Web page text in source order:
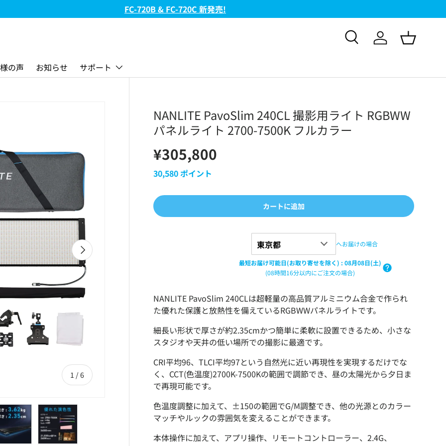
FC-720B & FC-720C 新発売!
検索 ログインバスケッ
の声 お知らせ サポート
1 /の
6
次
NANLITE PavoSlim 240CL 撮影用ライト RGBWW
パネルライト 2700-7500K フルカラー
¥305,800
30,580ポイント
カートに追加
へお届けの場合
最短お届け可能日(お取り寄せを除く) : 08月08日(土)
(08時間16分以内にご注文の場合)
NANLITE PavoSlim 240CLは超軽量の高品質アルミニウム合金で作られ
た優れた保護と放熱性を備えているRGBWWパネルライトです。
細長い形状で厚さが約2.35cmかつ簡単に柔軟に設置できるため、小さな
スタジオや天井の低い場所での撮影に最適です。
CRI平均96、TLCI平均97という自然光に近い再現性を実現するだけでな
く、CCT(色温度)2700K-7500Kの範囲で調節でき、昼の太陽光から夕日ま
で再現可能です。
色温度調整に加えて、±150の範囲でG/M調整でき、他の光源とのカラー
マッチやルックの雰囲気を変えることができます。
本体操作に加えて、アプリ操作、リモートコントローラー、2.4G、